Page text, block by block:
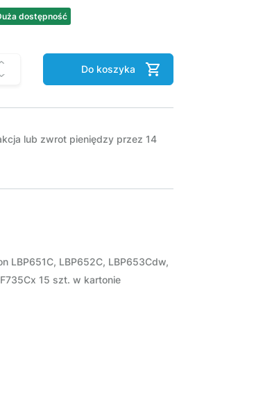
dostępność
Do koszyka
lub zwrot pieniędzy przez 14
LBP651C, LBP652C, LBP653Cdw,
15 szt. w kartonie